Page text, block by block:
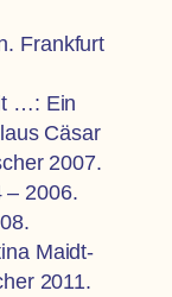
Frankfurt
…: Ein
Cäsar
2007.
– 2006.
Maidt-
2011.